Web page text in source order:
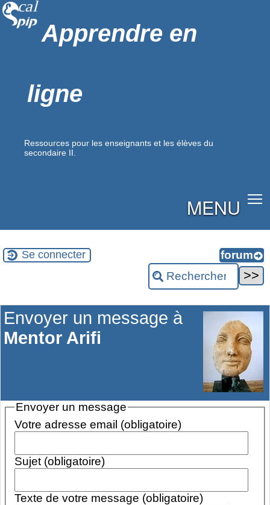
Apprendre en
ligne
Ressources pour les enseignants et les élèves du
secondaire II.
MENU
Se connecter
Envoyer un message à
Mentor Arifi
Envoyer un message
Votre adresse email (obligatoire)
Sujet (obligatoire)
Texte de votre message (obligatoire)